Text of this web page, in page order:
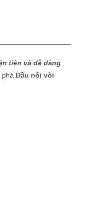
tiện và dễ dàng
phá Đầu nối vòi